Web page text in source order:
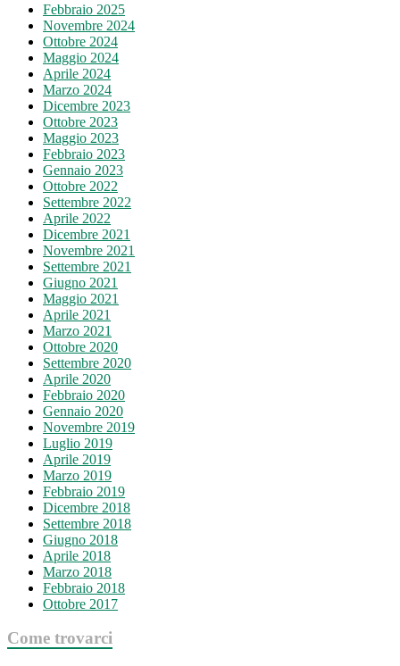
Febbraio 2025
Novembre 2024
Ottobre 2024
Maggio 2024
Aprile 2024
Marzo 2024
Dicembre 2023
Ottobre 2023
Maggio 2023
Febbraio 2023
Gennaio 2023
Ottobre 2022
Settembre 2022
Aprile 2022
Dicembre 2021
Novembre 2021
Settembre 2021
Giugno 2021
Maggio 2021
Aprile 2021
Marzo 2021
Ottobre 2020
Settembre 2020
Aprile 2020
Febbraio 2020
Gennaio 2020
Novembre 2019
Luglio 2019
Aprile 2019
Marzo 2019
Febbraio 2019
Dicembre 2018
Settembre 2018
Giugno 2018
Aprile 2018
Marzo 2018
Febbraio 2018
Ottobre 2017
Come trovarci